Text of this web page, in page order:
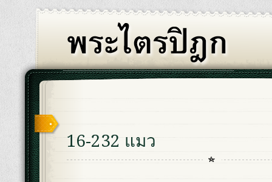
16-232 แมว